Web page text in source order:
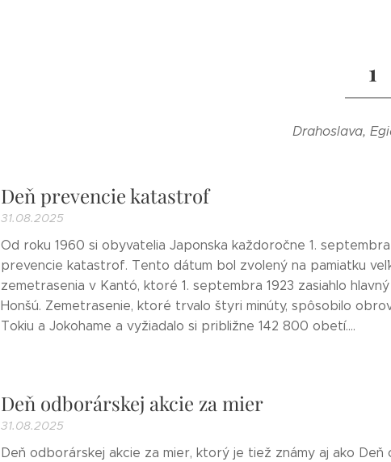
1
Drahoslava,
Deň prevencie katastrof
31.08.2025
Od roku 1960 si obyvatelia Japonska každoročne 1.
prevencie katastrof. Tento dátum bol zvolený na pamiatku
zemetrasenia v Kantó, ktoré 1. septembra 1923 zasiahlo
Honšú. Zemetrasenie, ktoré trvalo štyri minúty, spôsobilo
Tokiu a Jokohame a vyžiadalo si približne 142 800 obetí....
Deň odborárskej akcie za mier
31.08.2025
Deň odborárskej akcie za mier, ktorý je tiež známy aj ako Deň